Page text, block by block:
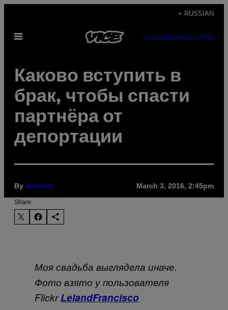
content
+ RUSSIAN
Open
SUBSCRIBENEWSLETTER
Каково вступить в
брак, чтобы спасти
партнёра от
депортации
By Anonim March 3, 2016, 2:45pm
Share:
Моя свадьба выглядела иначе.
Фото взято у пользователя
FlickrLelandFrancisco